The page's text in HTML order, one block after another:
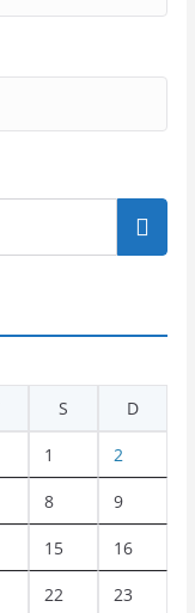
S D
1 2
8 9
15 16
22 23